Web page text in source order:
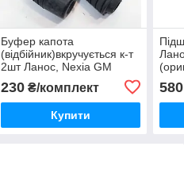
Буфер капота
(відбійник)вкручується к-т
2шт Ланос, Nexia GM
230₴/комплект
Купити
580